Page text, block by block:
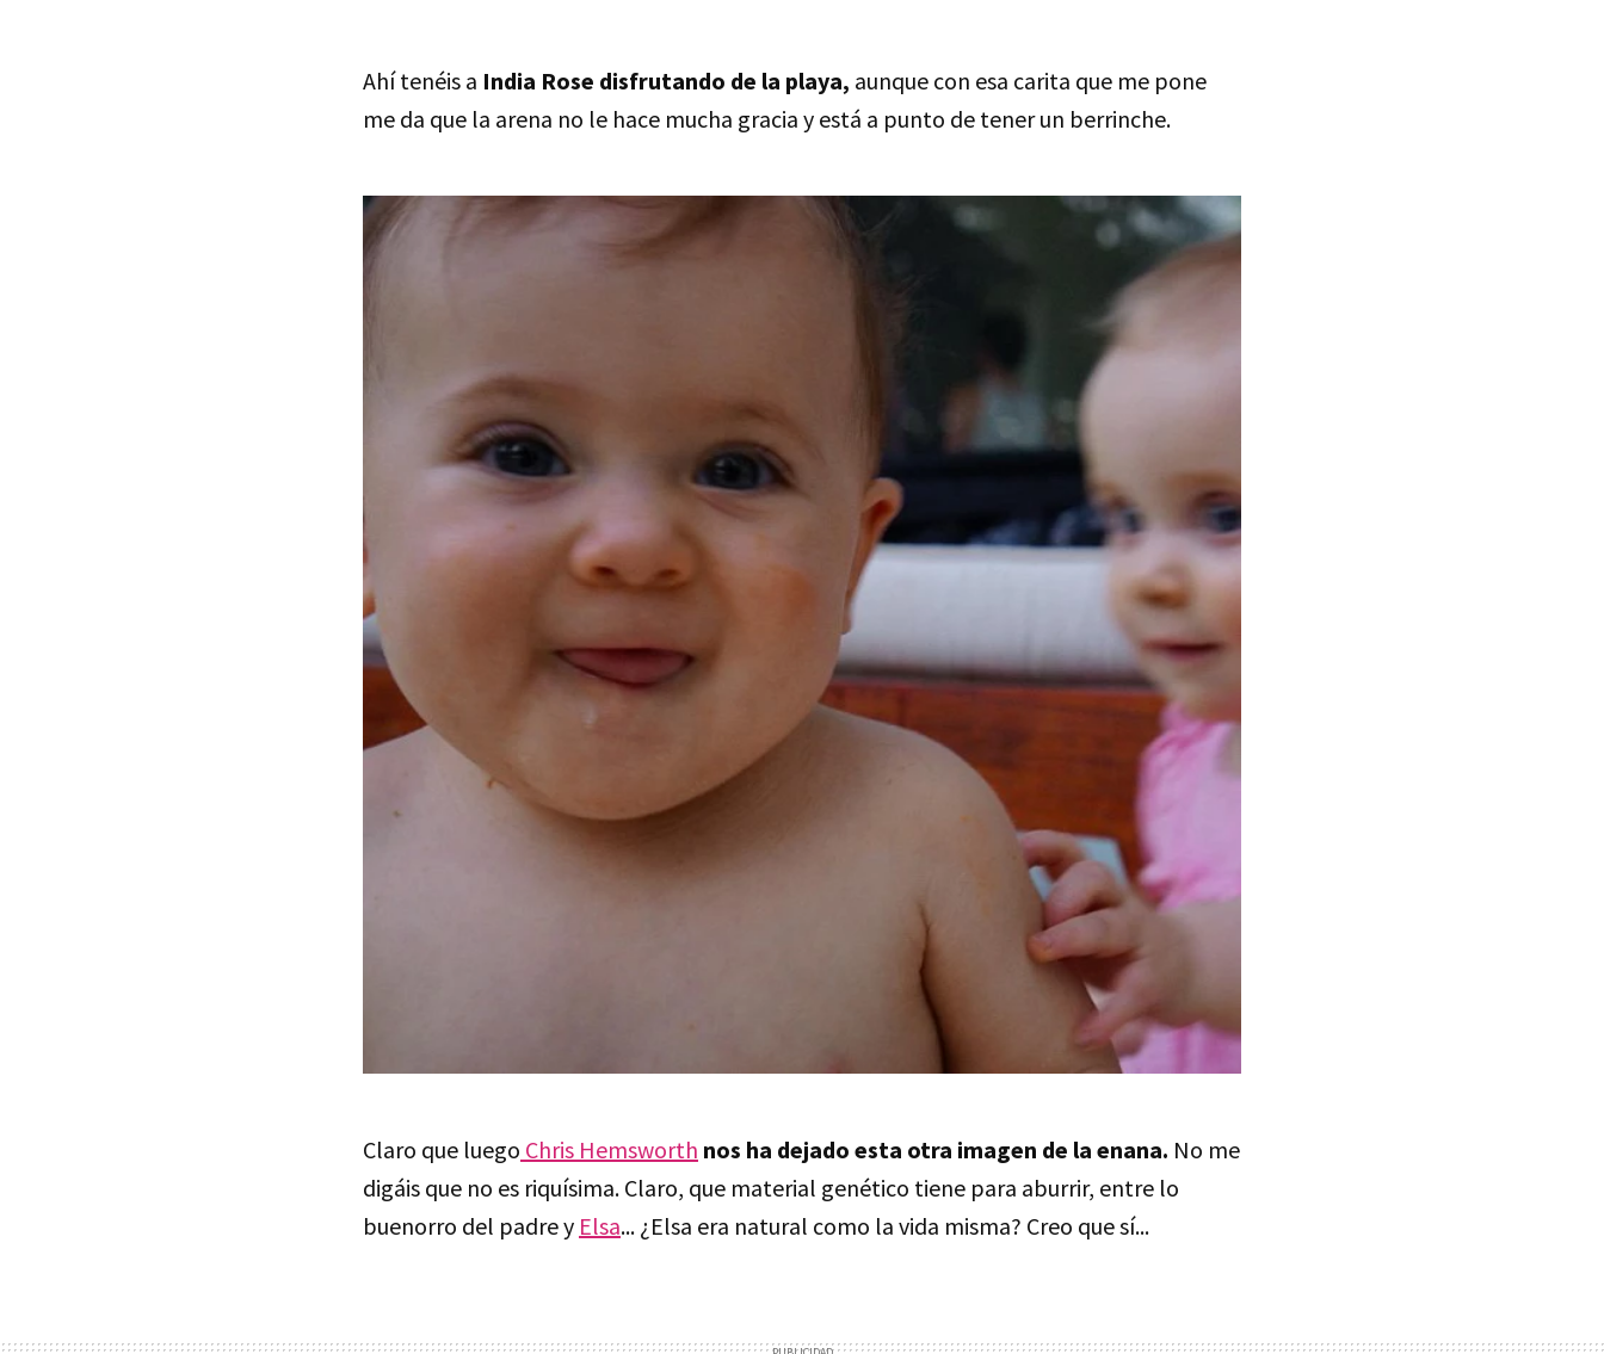
Ahí tenéis a India Rose disfrutando de la playa, aunque con esa carita que me pone
me da que la arena no le hace mucha gracia y está a punto de tener un berrinche.
Claro que luego Chris Hemsworth nos ha dejado esta otra imagen de la enana. No me
digáis que no es riquísima. Claro, que material genético tiene para aburrir, entre lo
buenorro del padre y Elsa... ¿Elsa era natural como la vida misma? Creo que sí...